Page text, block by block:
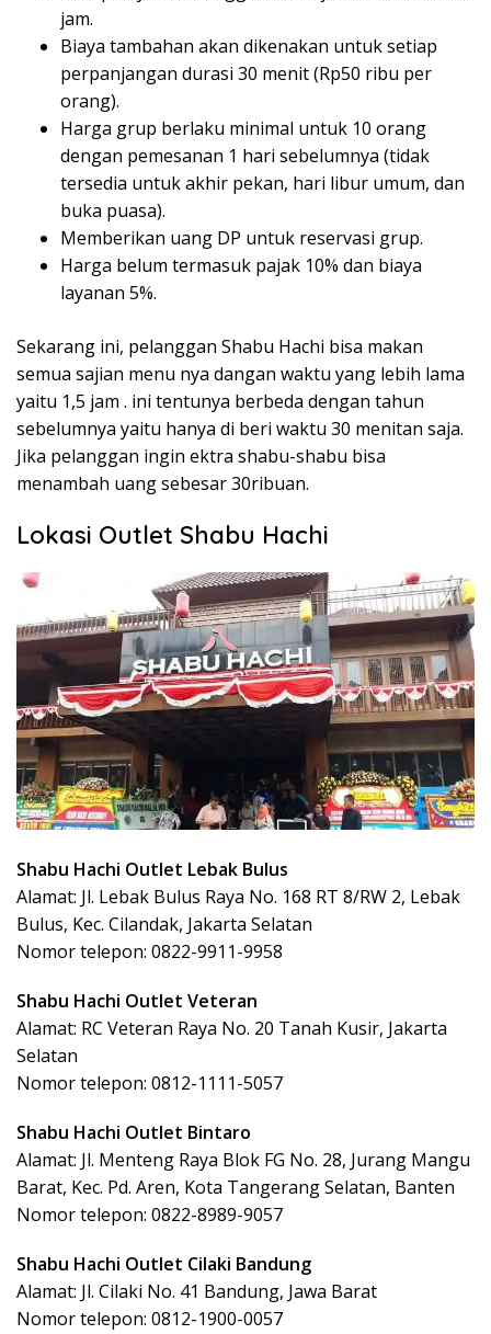
jam.
Biaya tambahan akan dikenakan untuk setiap
perpanjangan durasi 30 menit (Rp50 ribu per
orang).
Harga grup berlaku minimal untuk 10 orang
dengan pemesanan 1 hari sebelumnya (tidak
tersedia untuk akhir pekan, hari libur umum, dan
buka puasa).
Memberikan uang DP untuk reservasi grup.
Harga belum termasuk pajak 10% dan biaya
layanan 5%.
Sekarang ini, pelanggan Shabu Hachi bisa makan
semua sajian menu nya dangan waktu yang lebih lama
yaitu 1,5 jam . ini tentunya berbeda dengan tahun
sebelumnya yaitu hanya di beri waktu 30 menitan saja.
Jika pelanggan ingin ektra shabu-shabu bisa
menambah uang sebesar 30ribuan.
Lokasi Outlet Shabu Hachi
Shabu Hachi Outlet Lebak Bulus
Alamat: Jl. Lebak Bulus Raya No. 168 RT 8/RW 2, Lebak
Bulus, Kec. Cilandak, Jakarta Selatan
Nomor telepon: 0822-9911-9958
Shabu Hachi Outlet Veteran
Alamat: RC Veteran Raya No. 20 Tanah Kusir, Jakarta
Selatan
Nomor telepon: 0812-1111-5057
Shabu Hachi Outlet Bintaro
Alamat: Jl. Menteng Raya Blok FG No. 28, Jurang Mangu
Barat, Kec. Pd. Aren, Kota Tangerang Selatan, Banten
Nomor telepon: 0822-8989-9057
Shabu Hachi Outlet Cilaki Bandung
Alamat: Jl. Cilaki No. 41 Bandung, Jawa Barat
Nomor telepon: 0812-1900-0057